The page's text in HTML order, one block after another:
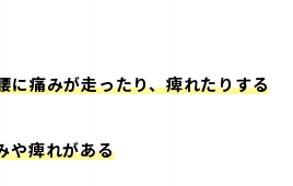
に痛みが走ったり、痺れたりする
や痺れがある